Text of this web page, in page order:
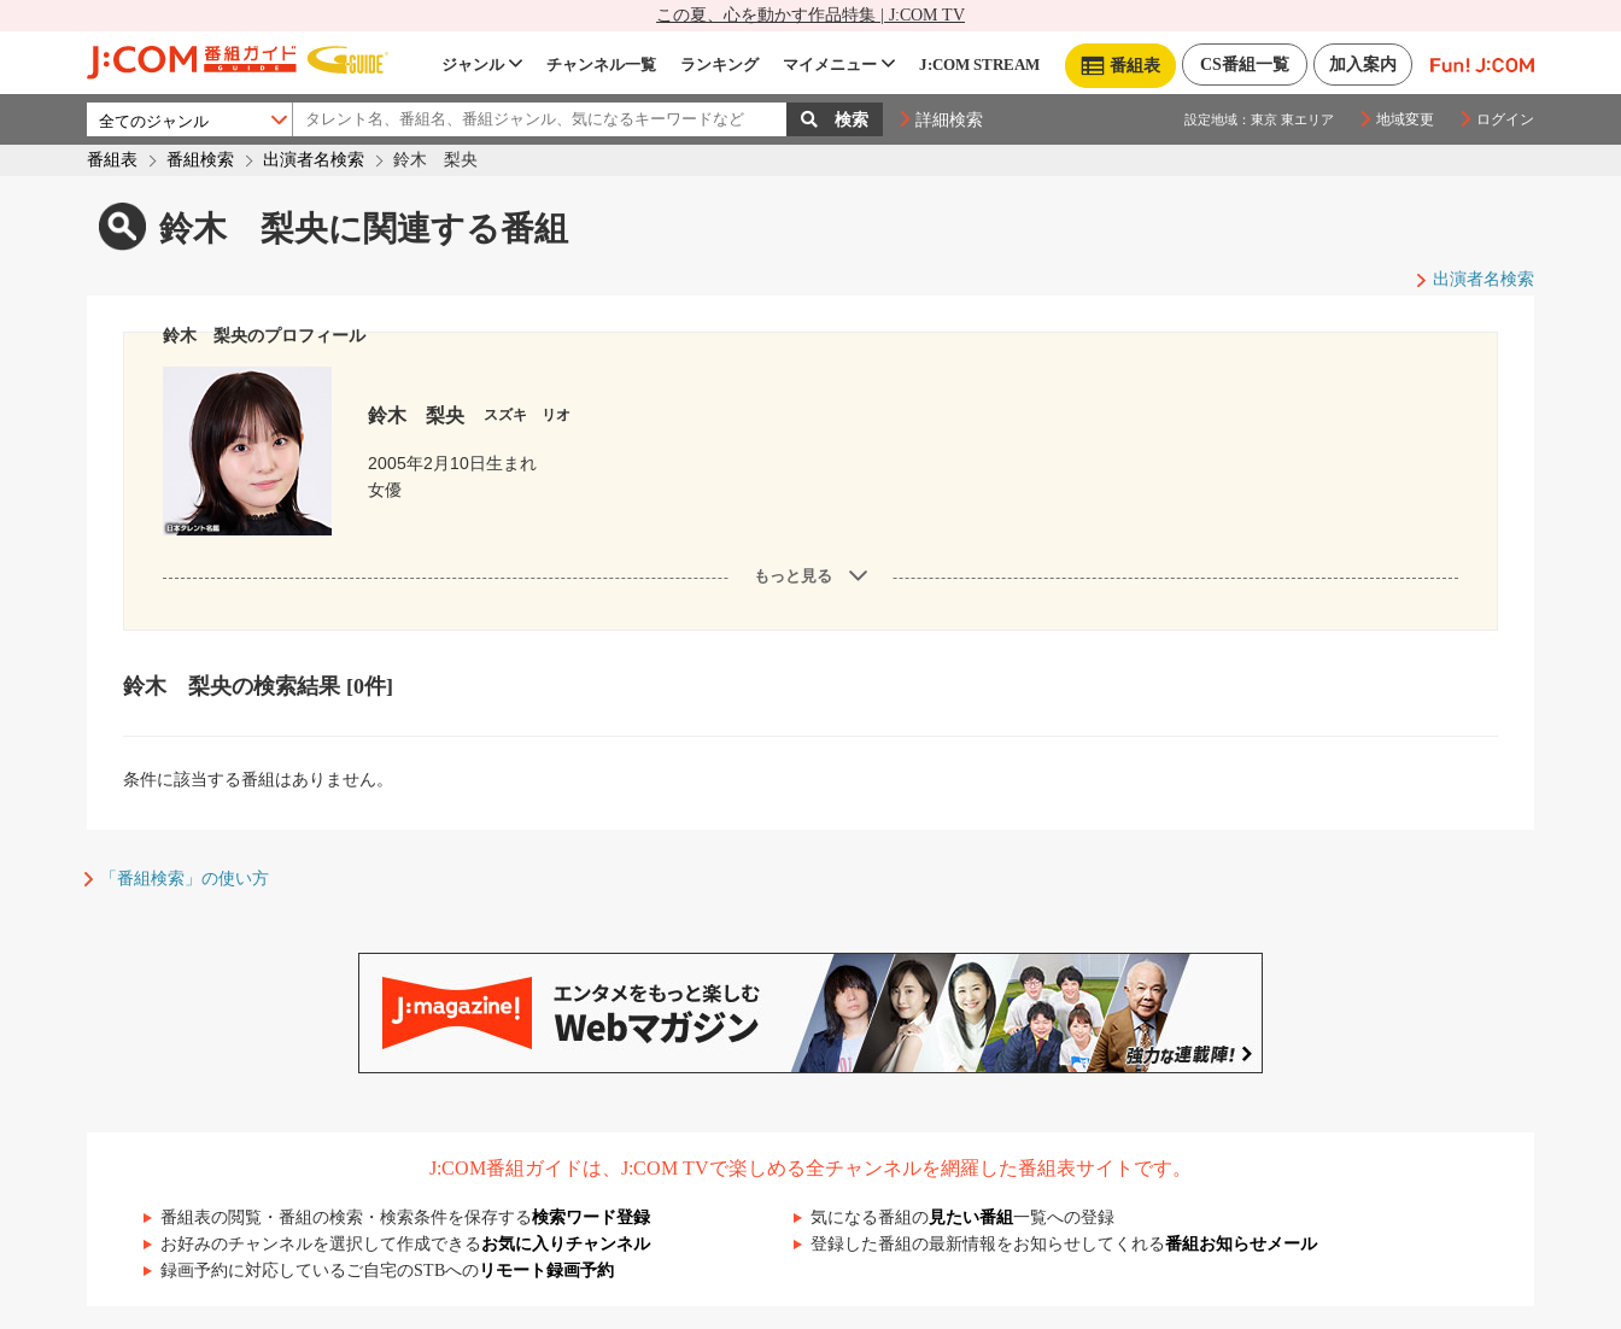
この夏、心を動かす作品特集 | J:COM TV
加入案内
CS番組一覧
番組表
ジャンル チャンネル一覧 ランキング マイメニュー J:COM STREAM
詳細検索 設定地域： 東京 東エリア 地域変更 ログイン
番組表 番組検索 出演者名検索 鈴木 梨央
鈴木 梨央に関連する番組
出演者名検索
鈴木 梨央のプロフィール
鈴木 梨央 スズキ リオ
2005年2月10日生まれ
女優
もっと見る
鈴木 梨央の検索結果 [0件]
条件に該当する番組はありません。
「番組検索」の使い方
J:COM番組ガイドは、J:COM TVで楽しめる全チャンネルを網羅した番組表サイトです。
番組表の閲覧・番組の検索・検索条件を保存する検索ワード登録 気になる番組の見たい番組 一覧への登録
お好みのチャンネルを選択して作成できる お気に入りチャンネル 登録した番組の最新情報をお知らせしてくれる番組お知らせメール
録画予約に対応しているご自宅のSTBへの リモート録画予約